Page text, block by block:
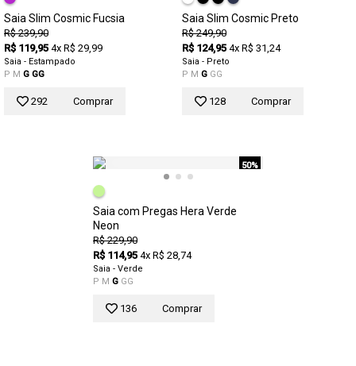
Saia Slim Cosmic Fucsia
R$ 239,90
R$ 119,95 4x R$ 29,99
Saia - Estampado
P M G GG
292 Comprar
Saia Slim Cosmic Preto
R$ 249,90
R$ 124,95 4x R$ 31,24
Saia - Preto
P M G GG
128 Comprar
50%
Saia com Pregas Hera Verde
Neon
R$ 229,90
R$ 114,95 4x R$ 28,74
Saia - Verde
P M G GG
136 Comprar